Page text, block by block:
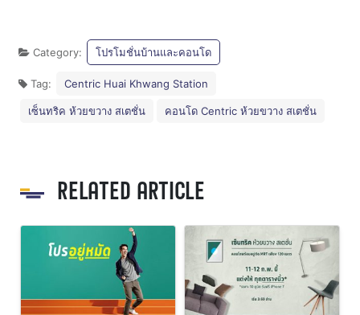
Category: โปรโมชั่นบ้านและคอนโด
Tag: Centric Huai Khwang Station
เซ็นทริค ห้วยขวาง สเตชั่น คอนโด Centric ห้วยขวาง สเตชั่น
RELATED ARTICLE